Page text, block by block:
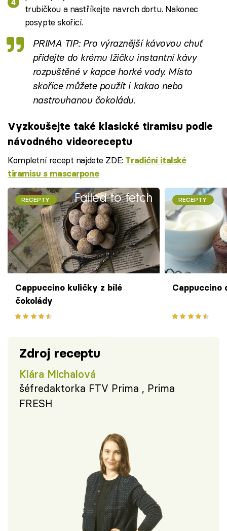
trubičkou a nastříkejte navrch dortu. Nakonec
posypte skořicí.
PRIMA TIP: Pro výraznější kávovou chuť
přidejte do krému lžičku instantní kávy
rozpuštěné v kapce horké vody. Místo
skořice můžete použít i kakao nebo
nastrouhanou čokoládu.
Vyzkoušejte také klasické tiramisu podle
návodného videoreceptu
Kompletní recept najdete ZDE: Tradiční italské
tiramisu s mascarpone
Failed to fetch
RECEPTY
Cappuccino kuličky z bílé
čokolády
RECEPTY
Cappuccino
Zdroj receptu
Klára Michalová
šéfredaktorka FTV Prima , Prima
FRESH